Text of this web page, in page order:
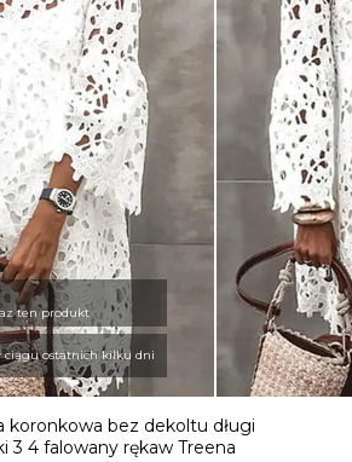
ten produkt
ciągu ostatnich kilku dni
koronkowa bez dekoltu długi
3 4 falowany rękaw Treena